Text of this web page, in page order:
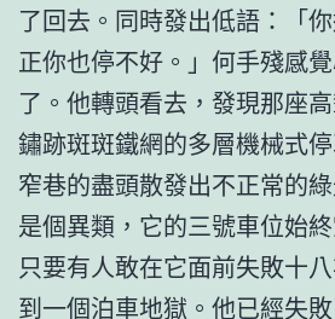
了回去。同時發出低語：「
正你也停不好。」何手殘感
了。他轉頭看去，發現那座
鏽跡斑斑鐵網的多層機械式
窄巷的盡頭散發出不正常的
是個異類，它的三號車位始
只要有人敢在它面前失敗十
到一個泊車地獄。他已經失